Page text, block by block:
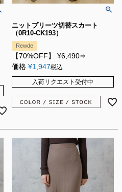
ニットプリーツ切替スカート
（0R10-CK193）
Rewde
【70%OFF】 ¥6,490⇒
価格 ¥1,947税込
入荷リクエスト受付中